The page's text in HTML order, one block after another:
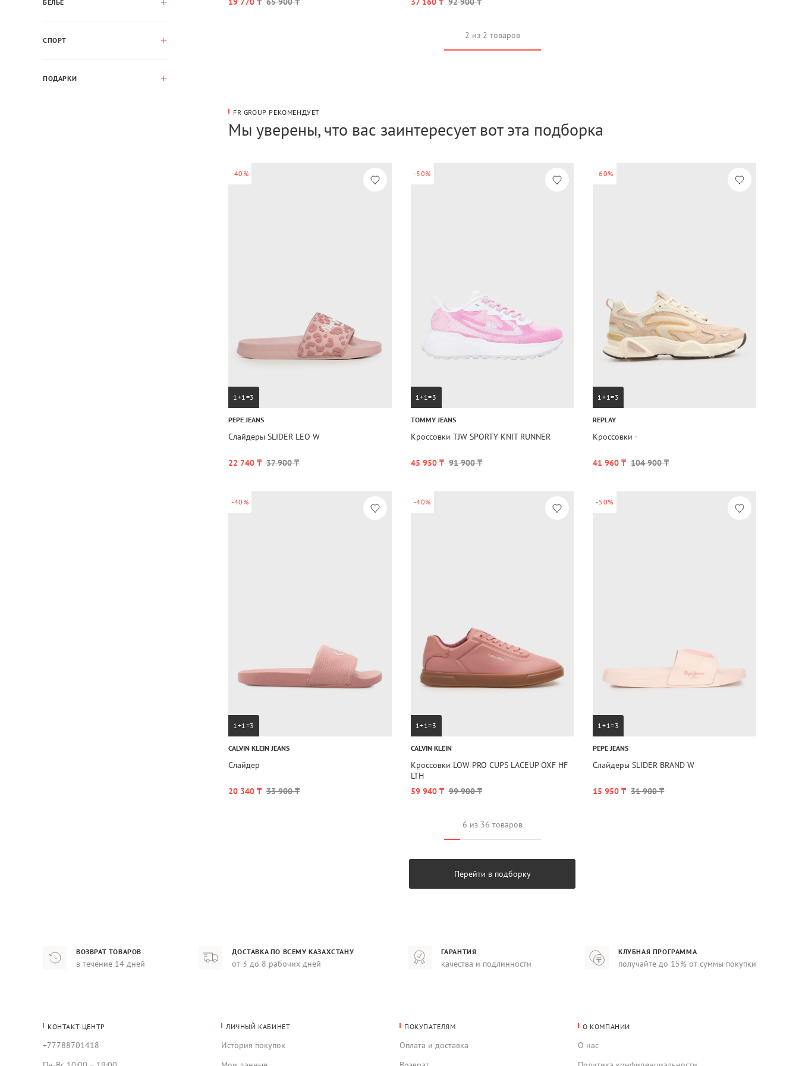
БЕЛЬЕ
СПОРТ
ПОДАРКИ
2 из 2 товаров
FR GROUP РЕКОМЕНДУЕТ
Мы уверены, что вас заинтересует вот эта подборка
-40%
1+1=3
PEPE JEANS
Слайдеры SLIDER LEO W
22 740 ₸ 37 900 ₸
-50%
1+1=3
TOMMY JEANS
Кроссовки TJW SPORTY KNIT RUNNER
45 950 ₸ 91 900 ₸
-60%
1+1=3
REPLAY
Кроссовки -
41 960 ₸ 104 900 ₸
-40%
1+1=3
CALVIN KLEIN JEANS
Слайдер
20 340 ₸ 33 900 ₸
-40%
1+1=3
CALVIN KLEIN
Кроссовки LOW PRO CUPS LACEUP OXF HF
LTH
59 940 ₸ 99 900 ₸
-50%
1+1=3
PEPE JEANS
Слайдеры SLIDER BRAND W
15 950 ₸ 31 900 ₸
6 из 36 товаров
Перейти в подборку
ВОЗВРАТ ТОВАРОВ
в течение 14 дней
ДОСТАВКА ПО ВСЕМУ КАЗАХСТАНУ
от 3 до 8 рабочих дней
ГАРАНТИЯ
качества и подлинности
КЛУБНАЯ ПРОГРАММА
получайте до 15% от суммы покупки
КОНТАКТ-ЦЕНТР
+77788701418
ЛИЧНЫЙ КАБИНЕТ
История покупок
ПОКУПАТЕЛЯМ
Оплата и доставка
О КОМПАНИИ
О нас